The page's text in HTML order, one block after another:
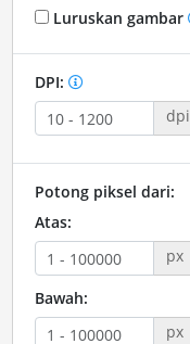
Luruskan gambar
DPI:
dpi
Potong piksel dari:
Atas:
px
Bawah:
px